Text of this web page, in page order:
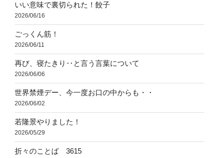
いい意味で裏切られた！餃子
2026/06/16
ごっくん筋！
2026/06/11
再び、寝たきり‥と言う言葉について
2026/06/06
世界禁煙デー、今一度お口の中からも・・
2026/06/02
若隆景やりました！
2026/05/29
折々のことば 3615